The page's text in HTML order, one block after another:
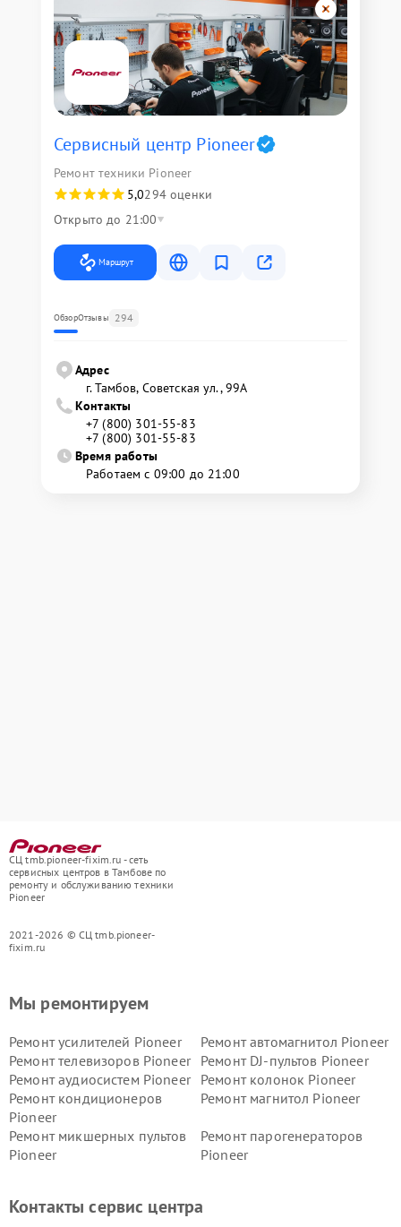
Сервисный центр Pioneer
Ремонт техники Pioneer
5,0294 оценки
Открыто до 21:00
Маршрут
ОбзорОтзывы 294
Адрес
г. Тамбов, Советская ул., 99А
Контакты
+7 (800) 301-55-83
+7 (800) 301-55-83
Время работы
Работаем с 09:00 до 21:00
СЦ tmb.pioneer-fixim.ru - сеть
сервисных центров в Тамбове по
ремонту и обслуживанию техники
Pioneer
2021-2026 © СЦ tmb.pioneer-
fixim.ru
Мы ремонтируем
Ремонт усилителей Pioneer
Ремонт автомагнитол Pioneer
Ремонт телевизоров Pioneer
Ремонт DJ-пультов Pioneer
Ремонт аудиосистем Pioneer
Ремонт колонок Pioneer
Ремонт кондиционеров
Pioneer
Ремонт магнитол Pioneer
Ремонт микшерных пультов
Pioneer
Ремонт парогенераторов
Pioneer
Контакты сервис центра